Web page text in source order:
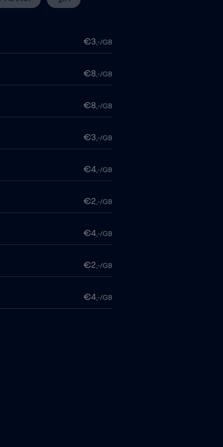
€3,-/GB
€8,-/GB
€8,-/GB
€3,-/GB
€4,-/GB
€2,-/GB
€4,-/GB
€2,-/GB
€4,-/GB